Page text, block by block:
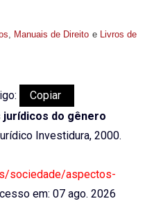
Manuais de Direito e
Livros de
Copiar
do gênero
Investidura, 2000.
sociedade/aspectos-
em: 07 ago. 2026